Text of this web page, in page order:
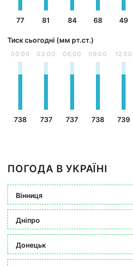
77 81 84 68 49
Тиск сьогодні (мм рт.ст.)
00:00
738
03:00
737
06:00
737
09:00
738
12:00
739
ПОГОДА В УКРАЇНІ
Вінниця
Дніпро
Донецьк